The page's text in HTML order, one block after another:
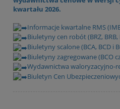
kwartału 2026.
Informacje kwartalne RMS
Biuletyny cen robót (BRZ, BRB,
Biuletyny scalone (BCA, BCD i
Biuletyny zagregowane (BCO
Wydawnictwa waloryzacyjno-
Biuletyn Cen